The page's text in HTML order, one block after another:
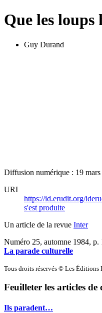
Que les
Guy Durand
Diffusion numérique : 19
URI
https://id.erudit.org/
s'est produite
Un article de la revue Inter
Numéro 25, automne 1984, p.
La parade culturelle
Tous droits réservés © Les
Feuilleter les articles de
Ils paradent…